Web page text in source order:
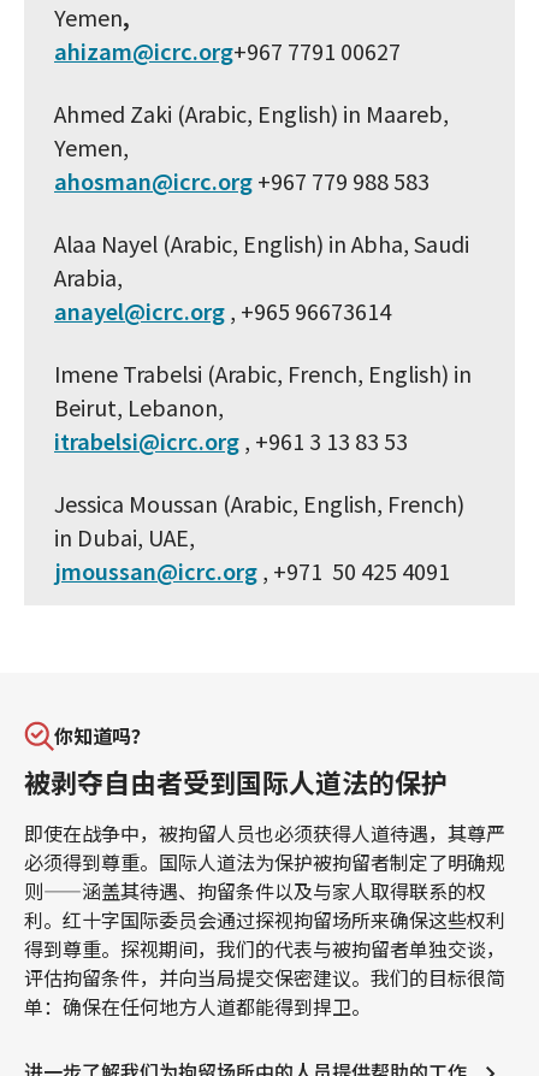
Yemen,
ahizam@icrc.org+967 7791 00627
Ahmed Zaki (Arabic, English) in Maareb,
Yemen,
ahosman@icrc.org+967 779 988 583
Alaa Nayel (Arabic, English) in Abha, Saudi
Arabia,
anayel@icrc.org, +965 96673614
Imene Trabelsi (Arabic, French, English) in
Beirut, Lebanon,
itrabelsi@icrc.org, +961 3 13 83 53
Jessica Moussan (Arabic, English, French)
in Dubai, UAE,
jmoussan@icrc.org, +971 50 425 4091
你知道吗？
被剥夺自由者受到国际人道法的保护
即使在战争中，被拘留人员也必须获得人道待遇，其尊严
必须得到尊重。国际人道法为保护被拘留者制定了明确规
则——涵盖其待遇、拘留条件以及与家人取得联系的权
利。红十字国际委员会通过探视拘留场所来确保这些权利
得到尊重。探视期间，我们的代表与被拘留者单独交谈，
评估拘留条件，并向当局提交保密建议。我们的目标很简
单：确保在任何地方人道都能得到捍卫。